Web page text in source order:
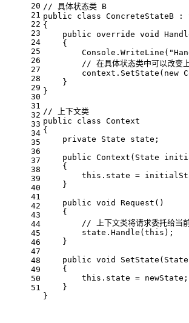
20
21
22
23
24
25
26
27
28
29
30
31
32
33
34
35
36
37
38
39
40
41
42
43
44
45
46
47
48
49
50
51
// 具体状态类 B
public
class ConcreteStateB :
{
public override void
    {
        Console.WriteLine(
// 在具体状态类中可以改变
        context.SetState(
new
    }
}
// 上下文类
public
class Context
{
private State state;
public Context ( State
    {
this .state =
    }
public void Request ()
    {
// 上下文类将请求委托给当
        state.Handle(
this );
    }
public void SetState (
    {
this .state = newState;
    }
}